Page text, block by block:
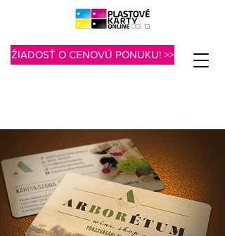
ŽIADOSŤ O CENOVÚ PONUKU! >>